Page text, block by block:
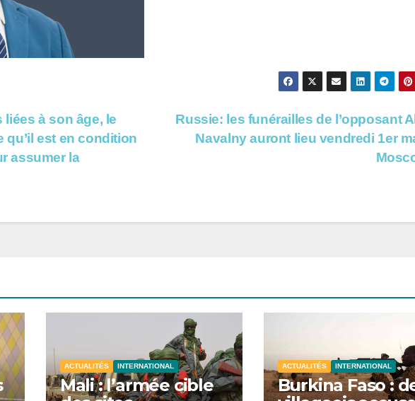
Russie: les funérailles de l’opposant
Navalny auront lieu vendredi 1er
à son âge, le
qu’il est en condition
assumer la
ACTUALITÉS INTERNATIONAL
Mali : l’armée cible
ACTUALITÉS INTERNATIONAL
Burkina Faso :